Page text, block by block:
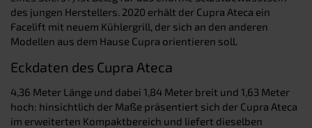
des jungen Herstellers. 2020 erhält der Cupra Ateca ein
Facelift mit neuem Kühlergrill, der sich an den anderen
Modellen aus dem Hause Cupra orientieren soll.
Eckdaten des Cupra Ateca
4,36 Meter Länge und dabei 1,84 Meter breit und 1,63 Meter
hoch: hinsichtlich der Maße präsentiert sich der Cupra Ateca
im erweiterten Kompaktbereich und liefert dieselben